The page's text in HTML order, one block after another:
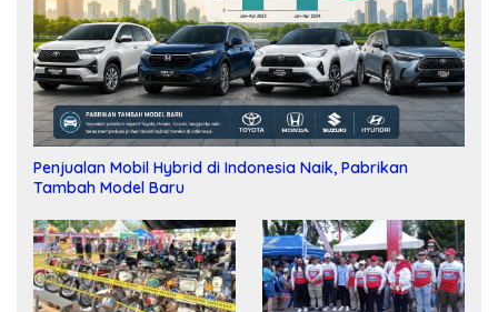
Penjualan Mobil Hybrid di Indonesia Naik, Pabrikan
Tambah Model Baru